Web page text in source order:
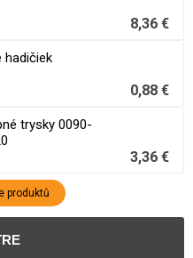
8,36 €
hadičiek
0,88 €
trysky 0090-
3,36 €
produktů